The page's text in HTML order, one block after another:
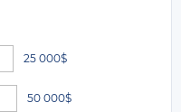
25 000$
50 000$